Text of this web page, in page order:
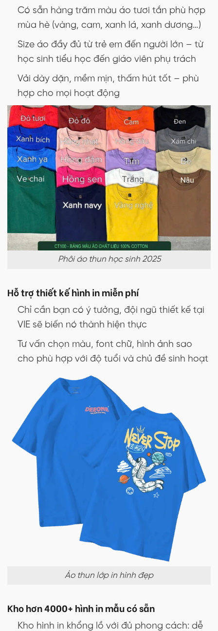
Có sẵn hàng trăm màu áo tươi tắn phù hợp
mùa hè (vàng, cam, xanh lá, xanh dương…)
Size áo đầy đủ từ trẻ em đến người lớn – từ
học sinh tiểu học đến giáo viên phụ trách
Vải dày dặn, mềm mịn, thấm hút tốt – phù
hợp cho mọi hoạt động
Phôi áo thun học sinh 2025
Hỗ trợ thiết kế hình in miễn phí
Chỉ cần bạn có ý tưởng, đội ngũ thiết kế tại
VIE sẽ biến nó thành hiện thực
Tư vấn chọn màu, font chữ, hình ảnh sao
cho phù hợp với độ tuổi và chủ đề sinh hoạt
Áo thun lớp in hình đẹp
Kho hơn 4000+ hình in mẫu có sẵn
Kho hình in khổng lồ với đủ phong cách: dễ